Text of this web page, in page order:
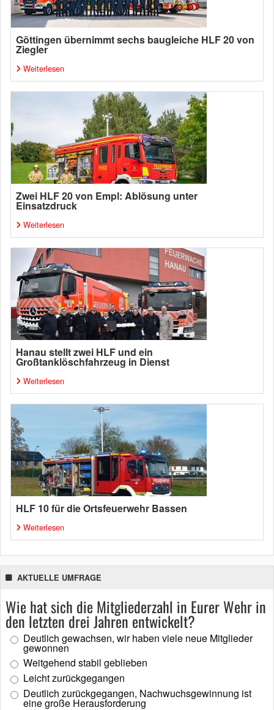
Göttingen übernimmt sechs baugleiche HLF 20 von
Ziegler
Weiterlesen
Zwei HLF 20 von Empl: Ablösung unter
Einsatzdruck
Weiterlesen
Hanau stellt zwei HLF und ein
Großtanklöschfahrzeug in Dienst
Weiterlesen
HLF 10 für die Ortsfeuerwehr Bassen
Weiterlesen
AKTUELLE UMFRAGE
Wie hat sich die Mitgliederzahl in Eurer Wehr in
den letzten drei Jahren entwickelt?
Deutlich gewachsen, wir haben viele neue Mitglieder
gewonnen
Weitgehend stabil geblieben
Leicht zurückgegangen
Deutlich zurückgegangen, Nachwuchsgewinnung ist
eine große Herausforderung